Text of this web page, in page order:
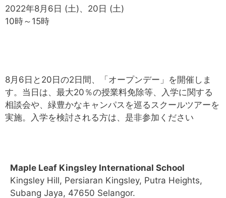
2022年8月6日 (土)、20日 (土)
10時～15時
8月6日と20日の2日間、「オープンデー」を開催しま
す。当日は、最大20％の授業料免除等、入学に関する
相談会や、緑豊かなキャンパスを巡るスクールツアーを
実施。入学を検討される方は、是非参加ください
Maple Leaf Kingsley International School
Kingsley Hill, Persiaran Kingsley, Putra Heights,
Subang Jaya, 47650 Selangor.